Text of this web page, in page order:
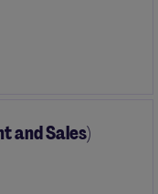
en
je
and Sales)